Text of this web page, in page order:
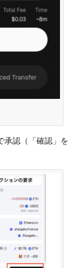
承認（「確認」を